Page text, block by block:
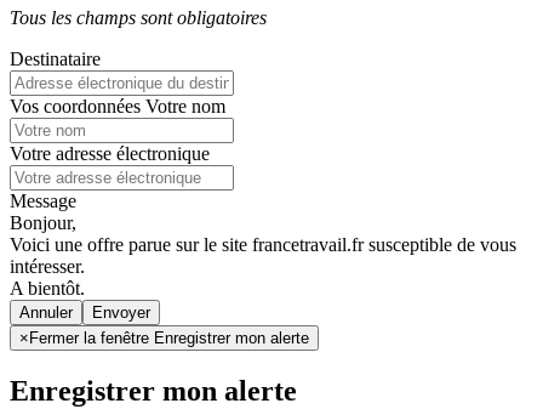
Tous les champs sont obligatoires
Destinataire
Vos coordonnées Votre nom
Votre adresse électronique
Message
Bonjour,
Voici une offre parue sur le site francetravail.fr susceptible de vous
intéresser.
A bientôt.
Annuler
× Fermer la fenêtre Enregistrer mon alerte
Enregistrer mon alerte